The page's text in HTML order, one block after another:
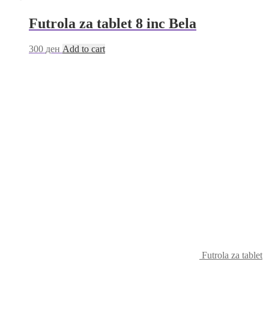
Futrola za tablet 8 inc Bela
300 ден Add to cart
Futrola za tablet